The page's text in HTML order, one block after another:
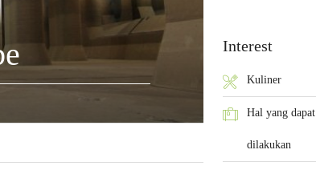
Interest
Kuliner
Hal yang dapat
dilakukan